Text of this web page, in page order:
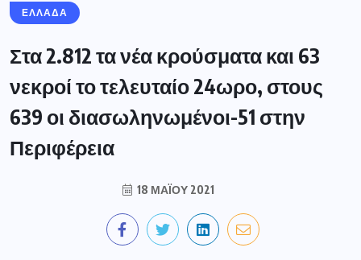
ΕΛΛΑΔΑ
Στα 2.812 τα νέα κρούσματα και 63
νεκροί το τελευταίο 24ωρο, στους
639 οι διασωληνωμένοι-51 στην
Περιφέρεια
18 ΜΑΪ́ΟΥ 2021